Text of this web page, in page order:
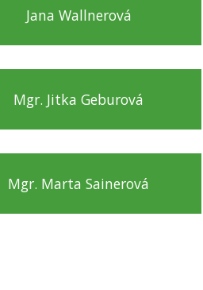
Jana Wallnerová
Mgr. Jitka Geburová
Mgr. Marta Sainerová